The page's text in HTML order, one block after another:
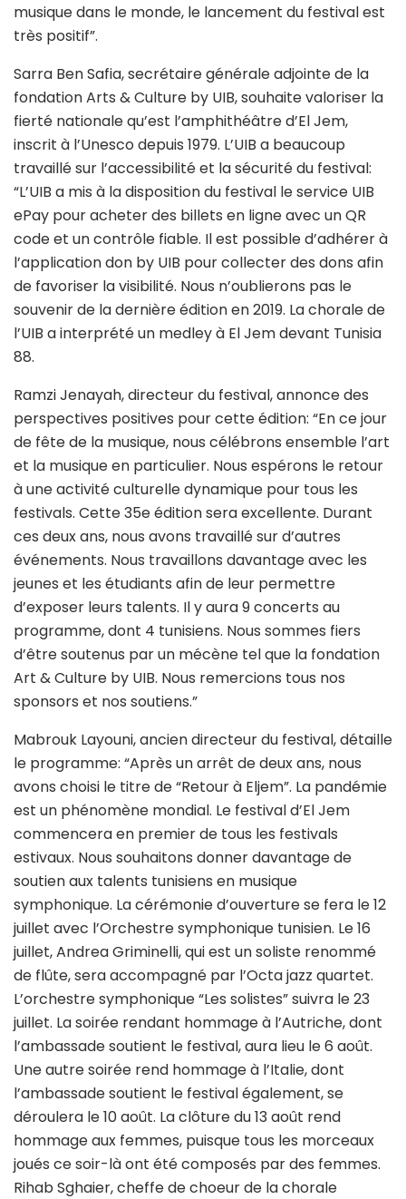
musique dans le monde, le lancement du festival est
très positif”.
Sarra Ben Safia, secrétaire générale adjointe de la
fondation Arts & Culture by UIB, souhaite valoriser la
fierté nationale qu’est l’amphithéâtre d’El Jem,
inscrit à l’Unesco depuis 1979. L’UIB a beaucoup
travaillé sur l’accessibilité et la sécurité du festival:
“L’UIB a mis à la disposition du festival le service UIB
ePay pour acheter des billets en ligne avec un QR
code et un contrôle fiable. Il est possible d’adhérer à
l’application don by UIB pour collecter des dons afin
de favoriser la visibilité. Nous n’oublierons pas le
souvenir de la dernière édition en 2019. La chorale de
l’UIB a interprété un medley à El Jem devant Tunisia
88.
Ramzi Jenayah, directeur du festival, annonce des
perspectives positives pour cette édition: “En ce jour
de fête de la musique, nous célébrons ensemble l’art
et la musique en particulier. Nous espérons le retour
à une activité culturelle dynamique pour tous les
festivals. Cette 35e édition sera excellente. Durant
ces deux ans, nous avons travaillé sur d’autres
événements. Nous travaillons davantage avec les
jeunes et les étudiants afin de leur permettre
d’exposer leurs talents. Il y aura 9 concerts au
programme, dont 4 tunisiens. Nous sommes fiers
d’être soutenus par un mécène tel que la fondation
Art & Culture by UIB. Nous remercions tous nos
sponsors et nos soutiens.”
Mabrouk Layouni, ancien directeur du festival, détaille
le programme: “Après un arrêt de deux ans, nous
avons choisi le titre de “Retour à Eljem”. La pandémie
est un phénomène mondial. Le festival d’El Jem
commencera en premier de tous les festivals
estivaux. Nous souhaitons donner davantage de
soutien aux talents tunisiens en musique
symphonique. La cérémonie d’ouverture se fera le 12
juillet avec l’Orchestre symphonique tunisien. Le 16
juillet, Andrea Griminelli, qui est un soliste renommé
de flûte, sera accompagné par l’Octa jazz quartet.
L’orchestre symphonique “Les solistes” suivra le 23
juillet. La soirée rendant hommage à l’Autriche, dont
l’ambassade soutient le festival, aura lieu le 6 août.
Une autre soirée rend hommage à l’Italie, dont
l’ambassade soutient le festival également, se
déroulera le 10 août. La clôture du 13 août rend
hommage aux femmes, puisque tous les morceaux
joués ce soir-là ont été composés par des femmes.
Rihab Sghaier, cheffe de choeur de la chorale